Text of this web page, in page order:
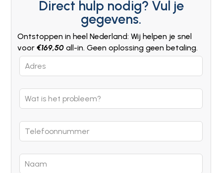
Direct hulp nodig? Vul je
gegevens.
Ontstoppen in heel Nederland: Wij helpen je snel
voor€169,50 all-in. Geen oplossing geen betaling.
Leave
this
blank